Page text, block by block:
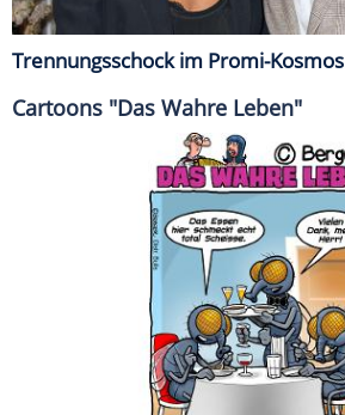
Trennungsschock im Promi-Kosmos
Cartoons "Das Wahre Leben"